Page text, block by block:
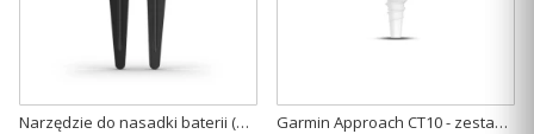
Narzędzie do nasadki baterii (Approach CT10) Garmin Approach CT10 - zestaw startowy (3 czujniki)